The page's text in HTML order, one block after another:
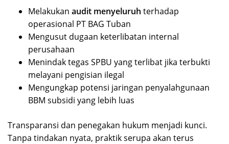
Melakukan audit menyeluruh terhadap
operasional PT BAG Tuban
Mengusut dugaan keterlibatan internal
perusahaan
Menindak tegas SPBU yang terlibat jika terbukti
melayani pengisian ilegal
Mengungkap potensi jaringan penyalahgunaan
BBM subsidi yang lebih luas
Transparansi dan penegakan hukum menjadi kunci.
Tanpa tindakan nyata, praktik serupa akan terus